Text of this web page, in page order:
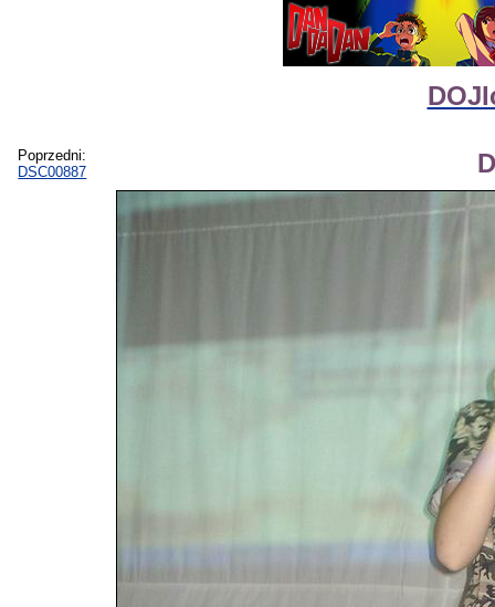
Poprzedni:
DSC00887